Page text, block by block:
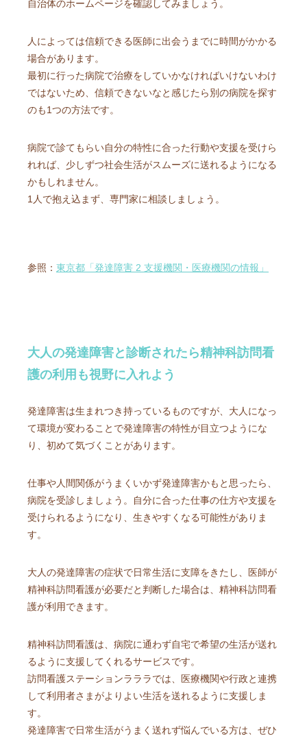
自治体のホームページを確認してみましょう。
人によっては信頼できる医師に出会うまでに時間がかかる
場合があります。
最初に行った病院で治療をしていかなければいけないわけ
ではないため、信頼できないなと感じたら別の病院を探す
のも1つの方法です。
病院で診てもらい自分の特性に合った行動や支援を受けら
れれば、少しずつ社会生活がスムーズに送れるようになる
かもしれません。
1人で抱え込まず、専門家に相談しましょう。
参照： 東京都「発達障害 2 支援機関・医療機関の情報」
大人の発達障害と診断されたら精神科訪問看
護の利用も視野に入れよう
発達障害は生まれつき持っているものですが、大人になっ
て環境が変わることで発達障害の特性が目立つようにな
り、初めて気づくことがあります。
仕事や人間関係がうまくいかず発達障害かもと思ったら、
病院を受診しましょう。自分に合った仕事の仕方や支援を
受けられるようになり、生きやすくなる可能性がありま
す。
大人の発達障害の症状で日常生活に支障をきたし、医師が
精神科訪問看護が必要だと判断した場合は、精神科訪問看
護が利用できます。
精神科訪問看護は、病院に通わず自宅で希望の生活が送れ
るように支援してくれるサービスです。
訪問看護ステーションラララでは、医療機関や行政と連携
して利用者さまがよりよい生活を送れるように支援しま
す。
発達障害で日常生活がうまく送れず悩んでいる方は、ぜひ